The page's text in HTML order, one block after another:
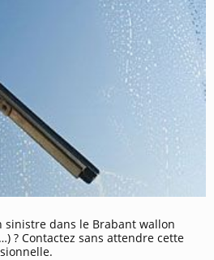
sinistre dans le Brabant wallon
? Contactez sans attendre cette